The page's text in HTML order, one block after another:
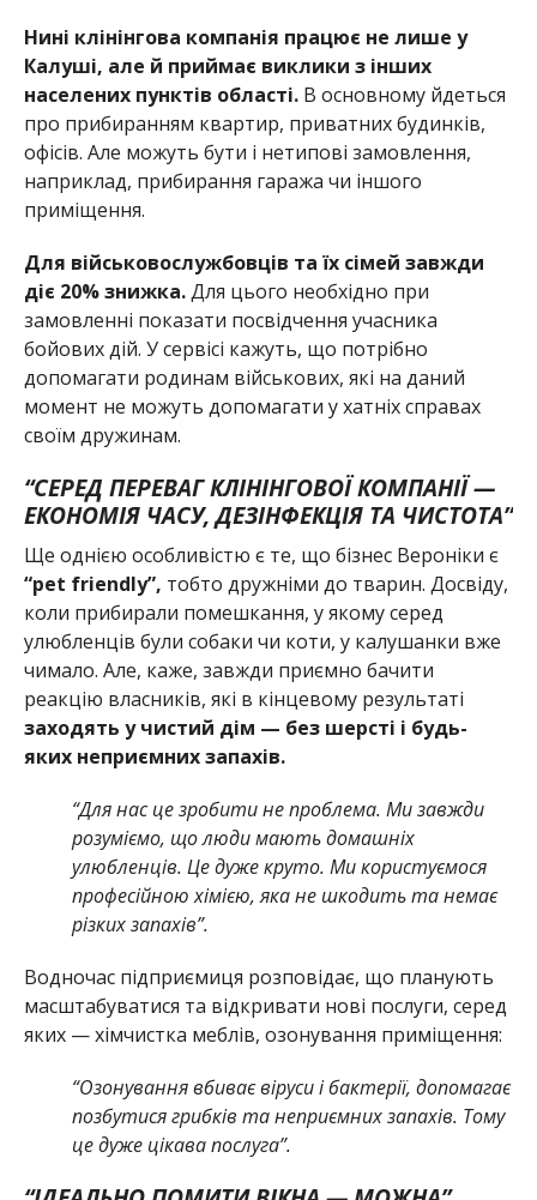
Нині клінінгова компанія працює не лише у
Калуші, але й приймає виклики з інших
населених пунктів області. В основному йдеться
про прибиранням квартир, приватних будинків,
офісів. Але можуть бути і нетипові замовлення,
наприклад, прибирання гаража чи іншого
приміщення.
Для військовослужбовців та їх сімей завжди
діє 20% знижка.Для цього необхідно при
замовленні показати посвідчення учасника
бойових дій. У сервісі кажуть, що потрібно
допомагати родинам військових, які на даний
момент не можуть допомагати у хатніх справах
своїм дружинам.
“СЕРЕД ПЕРЕВАГ КЛІНІНГОВОЇ КОМПАНІЇ —
ЕКОНОМІЯ ЧАСУ, ДЕЗІНФЕКЦІЯ ТА ЧИСТОТА”
Ще однією особливістю є те, що бізнес Вероніки є
“pet friendly”, тобто дружніми до тварин. Досвіду,
коли прибирали помешкання, у якому серед
улюбленців були собаки чи коти, у калушанки вже
чимало. Але, каже, завжди приємно бачити
реакцію власників, які в кінцевому результаті
заходять у чистий дім — без шерсті і будь-
яких неприємних запахів.
“Для нас це зробити не проблема. Ми завжди
розуміємо, що люди мають домашніх
улюбленців. Це дуже круто. Ми користуємося
професійною хімією, яка не шкодить та немає
різких запахів”.
Водночас підприємиця розповідає, що планують
масштабуватися та відкривати нові послуги, серед
яких — хімчистка меблів, озонування приміщення:
“Озонування вбиває віруси і бактерії, допомагає
позбутися грибків та неприємних запахів. Тому
це дуже цікава послуга”.